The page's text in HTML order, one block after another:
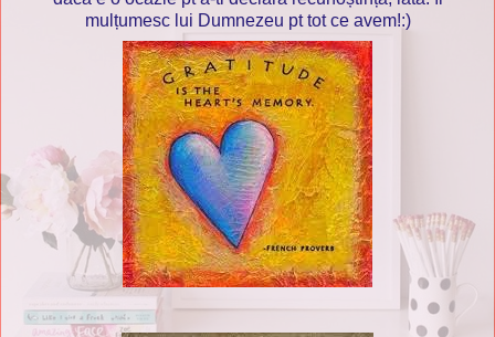
mulțumesc lui Dumnezeu pt tot ce avem!:)